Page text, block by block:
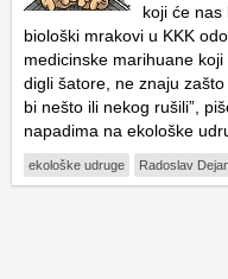
koji će
biološki mrakovi u KKK
medicinske marihuane
digli šatore, ne znaju
bi nešto ili nekog rušili”,
napadima na ekološke
ekološke udruge Radoslav